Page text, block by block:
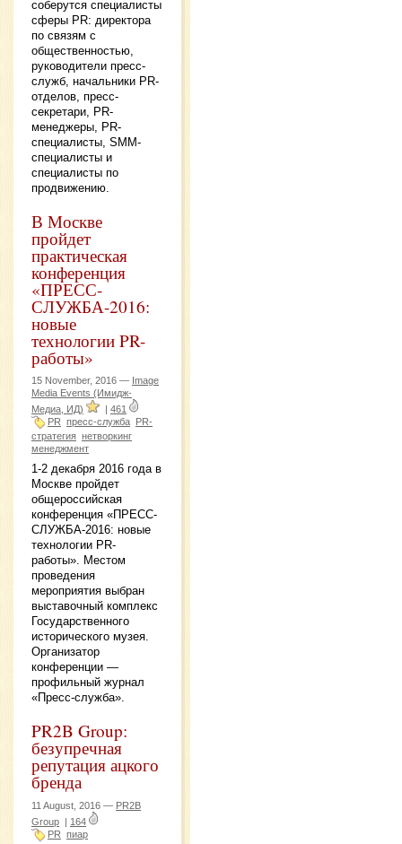
соберутся специалисты
сферы PR: директора
по связям с
общественностью,
руководители пресс-
служб, начальники PR-
отделов, пресс-
секретари, PR-
менеджеры, PR-
специалисты, SMM-
специалисты и
специалисты по
продвижению.
В Москве
пройдет
практическая
конференция
«ПРЕСС-
СЛУЖБА-2016:
новые
технологии PR-
работы»
15 November, 2016 — Image
Media Events (Имидж-
Медиа, ИД)
461
PR пресс-служба
PR-
стратегия нетворкинг
менеджмент
1-2 декабря 2016 года в
Москве пройдет
общероссийская
конференция «ПРЕСС-
СЛУЖБА-2016: новые
технологии PR-
работы». Местом
проведения
мероприятия выбран
выставочный комплекс
Государственного
исторического музея.
Организатор
конференции —
профильный журнал
«Пресс-служба».
PR2B Group:
безупречная
репутация ацкого
бренда
11 August, 2016 — PR2B
Group | 164
PR пиар